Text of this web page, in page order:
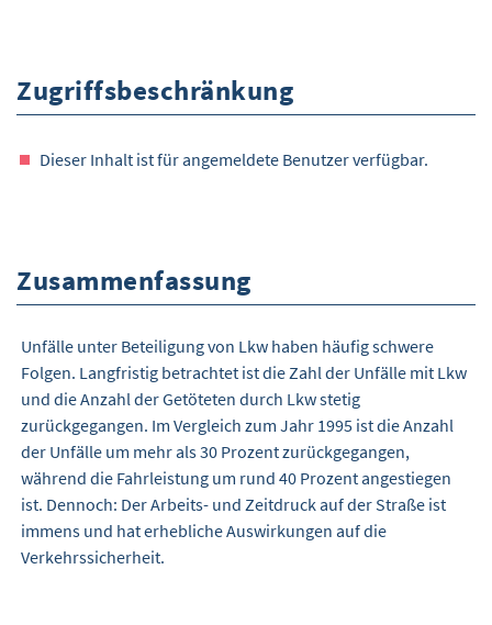
Zugriffsbeschränkung
Dieser Inhalt ist für angemeldete Benutzer verfügbar.
Zusammenfassung
Unfälle unter Beteiligung von Lkw haben häufig schwere
Folgen. Langfristig betrachtet ist die Zahl der Unfälle mit Lkw
und die Anzahl der Getöteten durch Lkw stetig
zurückgegangen. Im Vergleich zum Jahr 1995 ist die Anzahl
der Unfälle um mehr als 30 Prozent zurückgegangen,
während die Fahrleistung um rund 40 Prozent angestiegen
ist. Dennoch: Der Arbeits- und Zeitdruck auf der Straße ist
immens und hat erhebliche Auswirkungen auf die
Verkehrssicherheit.